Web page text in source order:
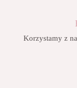
Korzystamy z